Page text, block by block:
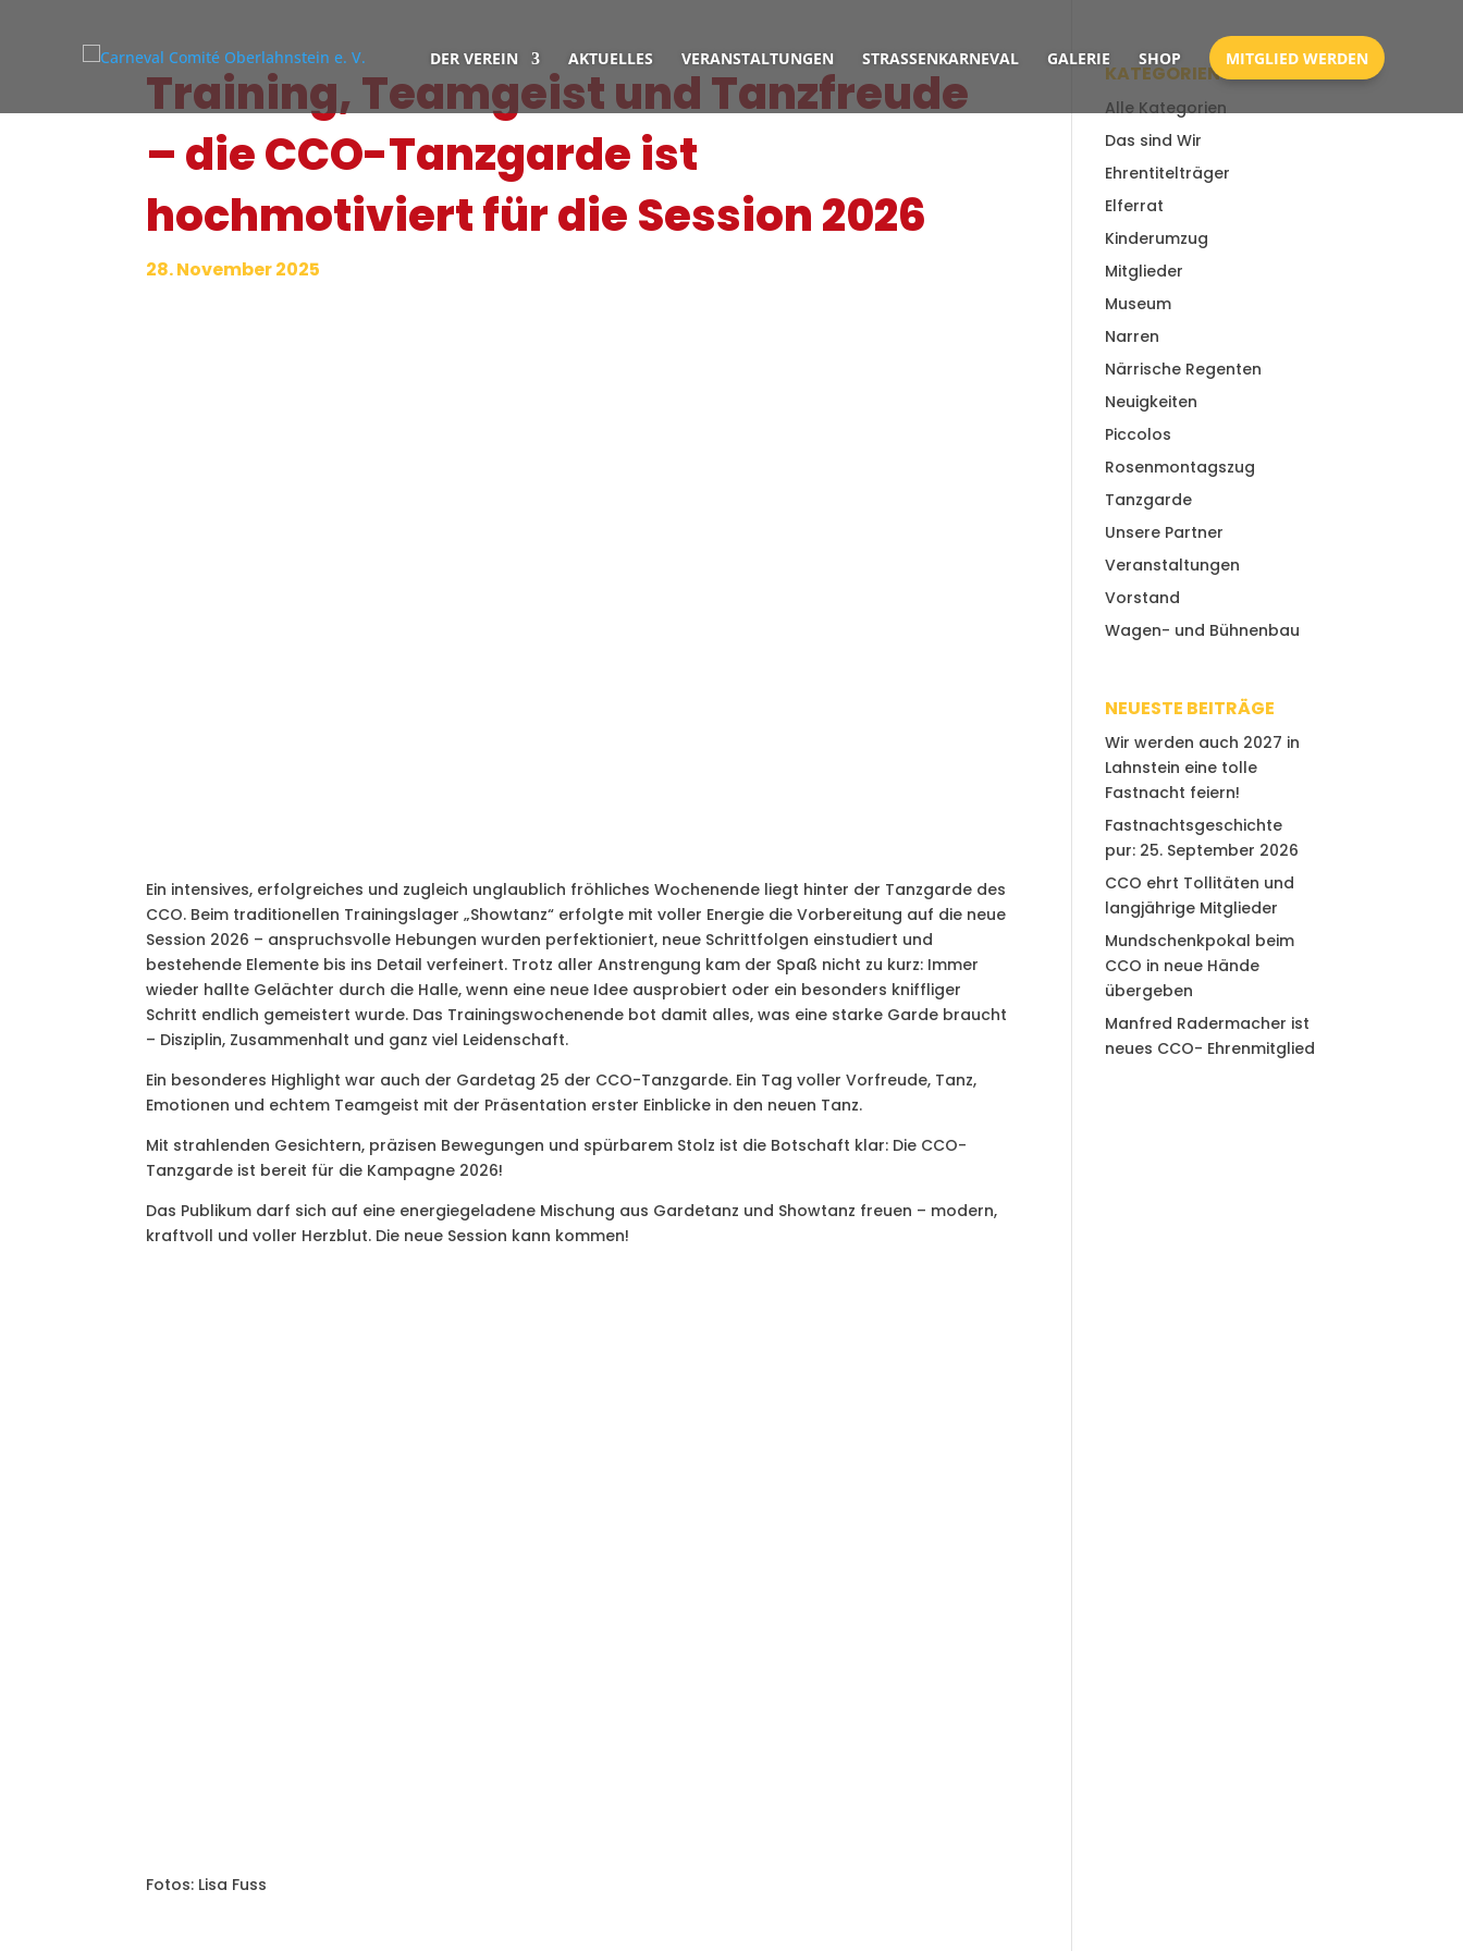
DER VEREIN AKTUELLES VERANSTALTUNGEN STRASSENKARNEVAL GALERIE SHOP MITGLIED WERDEN
Training, Teamgeist und Tanzfreude
– die CCO-Tanzgarde ist
hochmotiviert für die Session 2026
28. November 2025
Ein intensives, erfolgreiches und zugleich unglaublich fröhliches Wochenende liegt hinter der Tanzgarde des
CCO. Beim traditionellen Trainingslager „Showtanz“ erfolgte mit voller Energie die Vorbereitung auf die neue
Session 2026 – anspruchsvolle Hebungen wurden perfektioniert, neue Schrittfolgen einstudiert und
bestehende Elemente bis ins Detail verfeinert. Trotz aller Anstrengung kam der Spaß nicht zu kurz: Immer
wieder hallte Gelächter durch die Halle, wenn eine neue Idee ausprobiert oder ein besonders kniffliger
Schritt endlich gemeistert wurde. Das Trainingswochenende bot damit alles, was eine starke Garde braucht
– Disziplin, Zusammenhalt und ganz viel Leidenschaft.
Ein besonderes Highlight war auch der Gardetag 25 der CCO-Tanzgarde. Ein Tag voller Vorfreude, Tanz,
Emotionen und echtem Teamgeist mit der Präsentation erster Einblicke in den neuen Tanz.
Mit strahlenden Gesichtern, präzisen Bewegungen und spürbarem Stolz ist die Botschaft klar: Die CCO-
Tanzgarde ist bereit für die Kampagne 2026!
Das Publikum darf sich auf eine energiegeladene Mischung aus Gardetanz und Showtanz freuen – modern,
kraftvoll und voller Herzblut. Die neue Session kann kommen!
Fotos: Lisa Fuss
KATEGORIEN
Alle Kategorien
Das sind Wir
Ehrentitelträger
Elferrat
Kinderumzug
Mitglieder
Museum
Narren
Närrische Regenten
Neuigkeiten
Piccolos
Rosenmontagszug
Tanzgarde
Unsere Partner
Veranstaltungen
Vorstand
Wagen- und Bühnenbau
NEUESTE BEITRÄGE
Wir werden auch 2027 in
Lahnstein eine tolle
Fastnacht feiern!
Fastnachtsgeschichte
pur: 25. September 2026
CCO ehrt Tollitäten und
langjährige Mitglieder
Mundschenkpokal beim
CCO in neue Hände
übergeben
Manfred Radermacher ist
neues CCO- Ehrenmitglied